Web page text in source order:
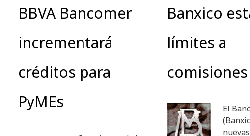
BBVA Bancomer
incrementará
créditos para
PyMEs
Banxico
límites a
comisiones
El